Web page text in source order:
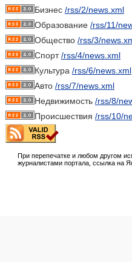
Бизнес /rss/2/news.xml
Образование /rss/11/
Общество /rss/3/
Спорт/rss/4/news.xml
Культура /rss/6/news.xml
Авто /rss/7/news.xml
Недвижимость /rss/8/
Происшествия /rss/10/
При перепечатке и любом другом
журналистами портала, ссылка на